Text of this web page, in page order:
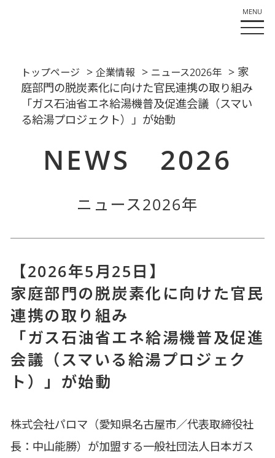
トップページ >企業情報 > ニュース2026年 > 家
庭部門の脱炭素化に向けた官民連携の取り組み
「ガス石油省エネ給湯機普及促進会議（スマい
る給湯プロジェクト）」が始動
NEWS 2026
ニュース2026年
【2026年5月25日】
家庭部門の脱炭素化に向けた官民
連携の取り組み
「ガス石油省エネ給湯機普及促進
会議（スマいる給湯プロジェク
ト）」が始動
株式会社パロマ（愛知県名古屋市／代表取締役社
長：中山能勝）が加盟する一般社団法人日本ガス